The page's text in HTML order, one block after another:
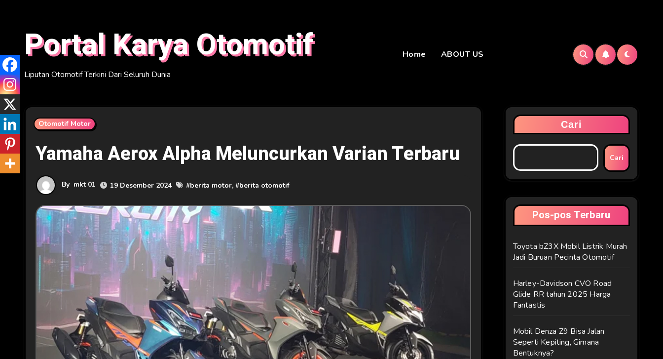
Portal Karya Otomotif
Liputan Otomotif Terkini Dari Seluruh Dunia
Home ABOUT US
Otomotif Motor
Yamaha Aerox Alpha Meluncurkan Varian Terbaru
By mkt 01 19 Desember 2024 #berita motor, #berita otomotif
Cari
Cari
Pos-pos Terbaru
Toyota bZ3X Mobil Listrik Murah
Jadi Buruan Pecinta Otomotif
Harley-Davidson CVO Road
Glide RR tahun 2025 Harga
Fantastis
Mobil Denza Z9 Bisa Jalan
Seperti Kepiting, Gimana
Bentuknya?